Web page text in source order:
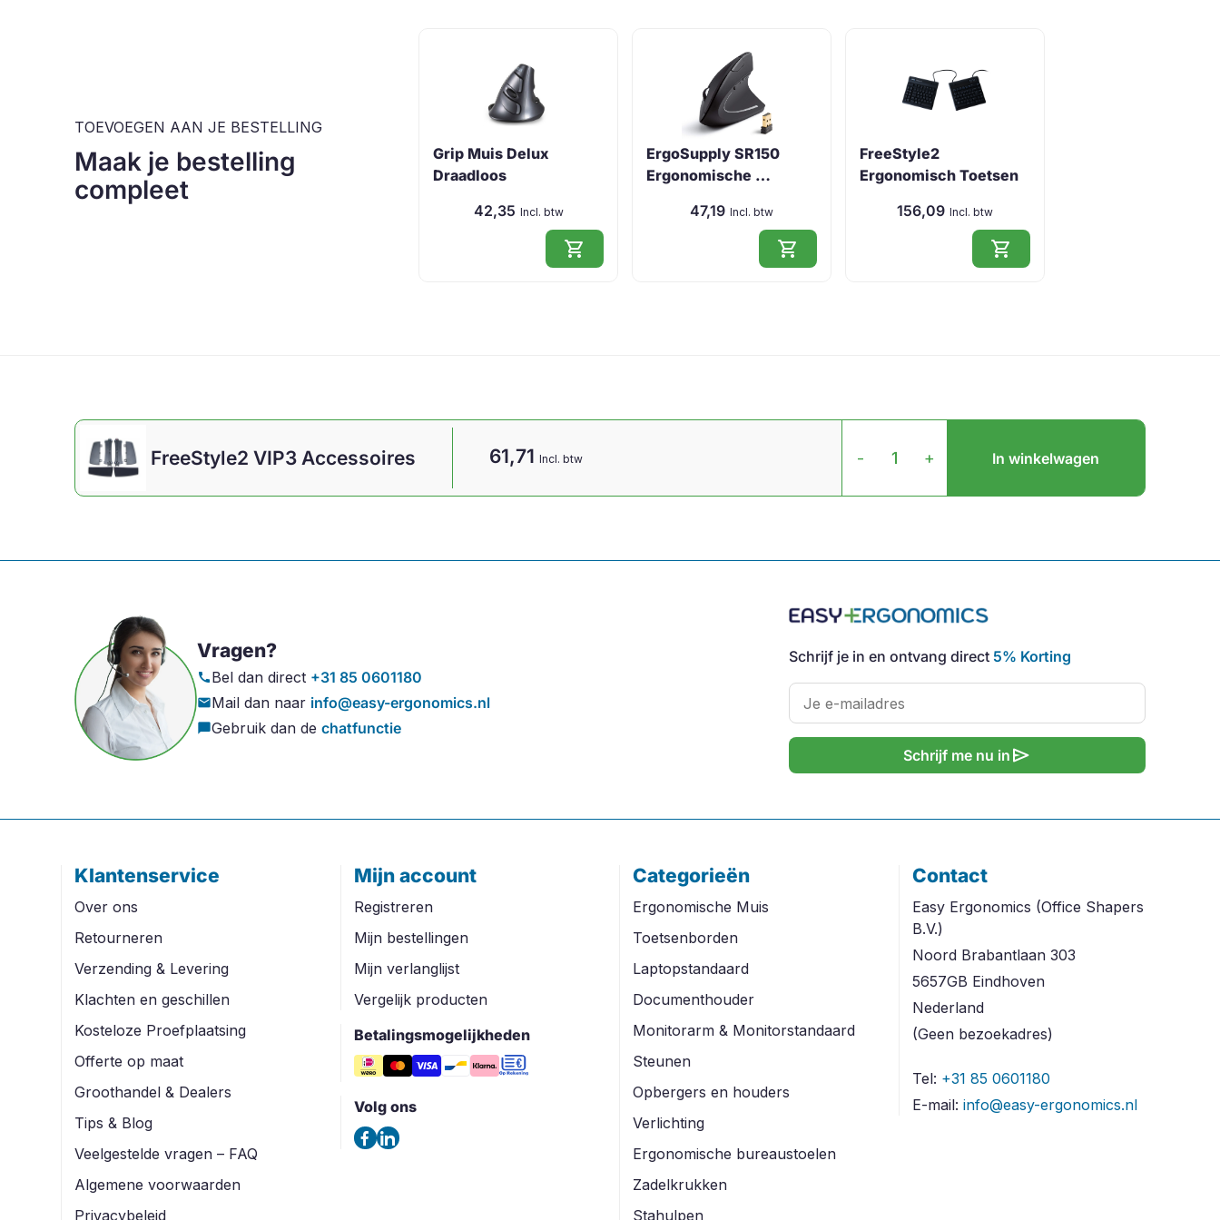
TOEVOEGEN AAN JE BESTELLING
Maak je bestelling
compleet
Grip Muis Delux
Draadloos
42,35 Incl. btw
shopping_cart
ErgoSupply SR150
Ergonomische …
47,19 Incl. btw
shopping_cart
FreeStyle2
Ergonomisch Toetsen
156,09 Incl. btw
shopping_cart
FreeStyle2 VIP3 Accessoires 61,71 Incl. btw
aantal
- + In winkelwagen
Vragen?
callBel dan direct +31 85 0601180
mailMail dan naar info@easy-ergonomics.nl
chat_bubbleGebruik dan de chatfunctie
Schrijf je in en ontvang direct 5% Korting
Schrijf me nu in send
Klantenservice
Over ons
Retourneren
Verzending & Levering
Klachten en geschillen
Kosteloze Proefplaatsing
Offerte op maat
Groothandel & Dealers
Tips & Blog
Veelgestelde vragen – FAQ
Algemene voorwaarden
Privacybeleid
Mijn account
Registreren
Mijn bestellingen
Mijn verlanglijst
Vergelijk producten
Betalingsmogelijkheden
Volg ons
Categorieën
Ergonomische Muis
Toetsenborden
Laptopstandaard
Documenthouder
Monitorarm & Monitorstandaard
Steunen
Opbergers en houders
Verlichting
Ergonomische bureaustoelen
Zadelkrukken
Stahulpen
Contact
Easy Ergonomics (Office Shapers
B.V.)
Noord Brabantlaan 303
5657GB Eindhoven
Nederland
(Geen bezoekadres)
Tel: +31 85 0601180
E-mail: info@easy-ergonomics.nl